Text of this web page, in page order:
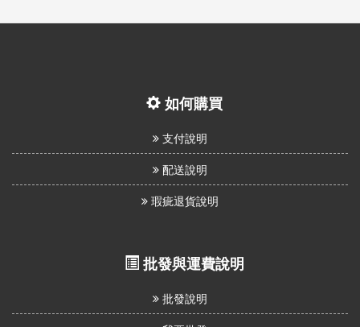
如何購買
支付說明
配送說明
瑕疵退貨說明
批發與運費說明
批發說明